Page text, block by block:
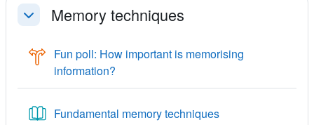
ReplierMemory techniques
Fun poll: How important is memorising
information?
Fundamental memory techniquesLivre